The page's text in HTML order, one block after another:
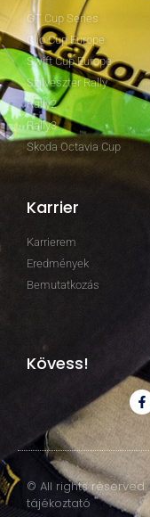
GT Cup Series
Clio Cup Europe
Swift Cup Europe
Szilveszter Rally
Rally2
Rally3
Skoda Octavia Cup
Karrier
Karrierem
Eredmények
Bemutatkozás
Kövess!
© All rights
tájékoztató